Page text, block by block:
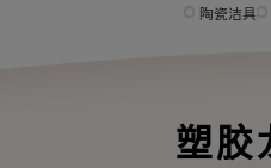
陶瓷洁具
塑胶